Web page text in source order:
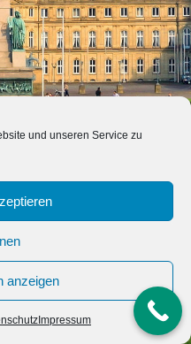
und unseren Service zu
anzeigen
Impressum
(EU)